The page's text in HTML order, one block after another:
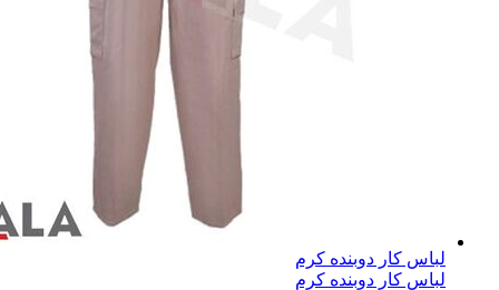
لباس کار دوبنده کرم
لباس کار دوبنده کرم